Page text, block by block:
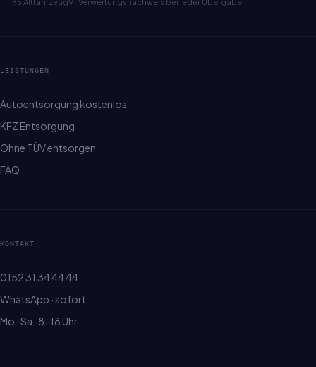
LEISTUNGEN
Autoentsorgung kostenlos
KFZ Entsorgung
Ohne TÜV entsorgen
FAQ
KONTAKT
0152 31 34 44 44
WhatsApp · sofort
Mo–Sa · 8–18 Uhr